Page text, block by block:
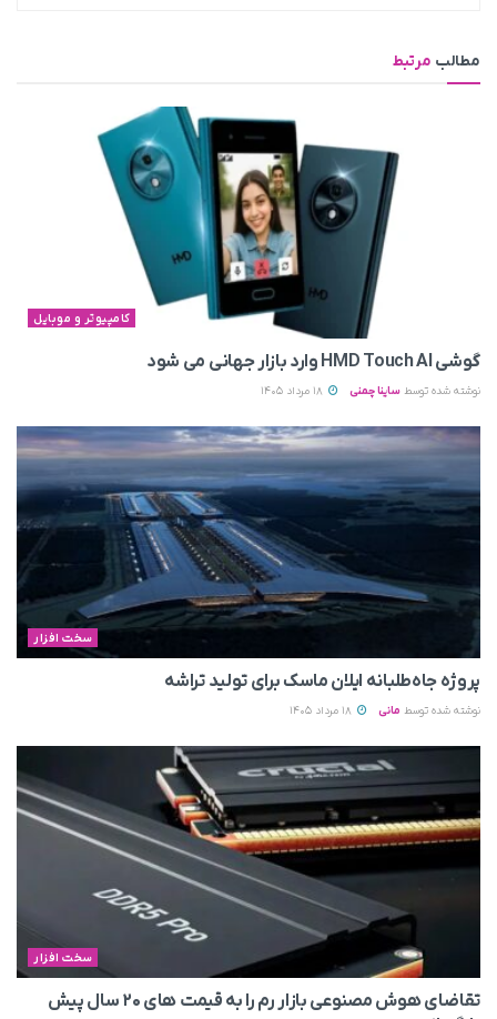
مطالب مرتبط
کامپیوتر و موبایل
گوشی HMD Touch AI وارد بازار جهانی می‌ شود
نوشته شده توسط ساینا چمنی
سخت افزار
پروژه جاه‌طلبانه ایلان ماسک برای تولید تراشه
نوشته شده توسط مانی
سخت افزار
تقاضای هوش مصنوعی بازار رم را به قیمت های ۲۰ سال پیش